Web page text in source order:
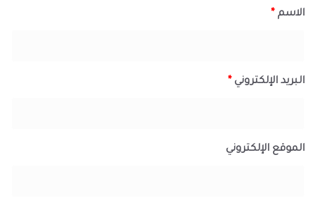
الاسم *
البريد الإلكتروني *
الموقع الإلكتروني